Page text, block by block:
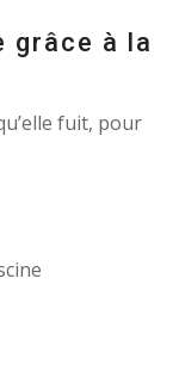
grâce à la
fuit, pour